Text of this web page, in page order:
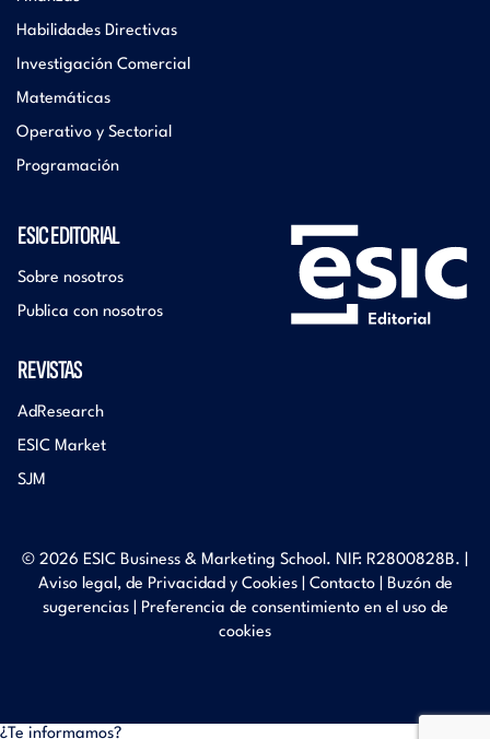
Habilidades Directivas
Investigación Comercial
Matemáticas
Operativo y Sectorial
Programación
ESIC EDITORIAL
Sobre nosotros
Publica con nosotros
REVISTAS
AdResearch
ESIC Market
SJM
© 2026 ESIC Business & Marketing School. NIF: R2800828B. |
Aviso legal, de Privacidad y Cookies| Contacto| Buzón de
sugerencias| Preferencia de consentimiento en el uso de
cookies
¿Te informamos?